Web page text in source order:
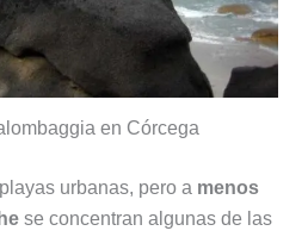
en Córcega
urbanas, pero a menos
se concentran algunas de las